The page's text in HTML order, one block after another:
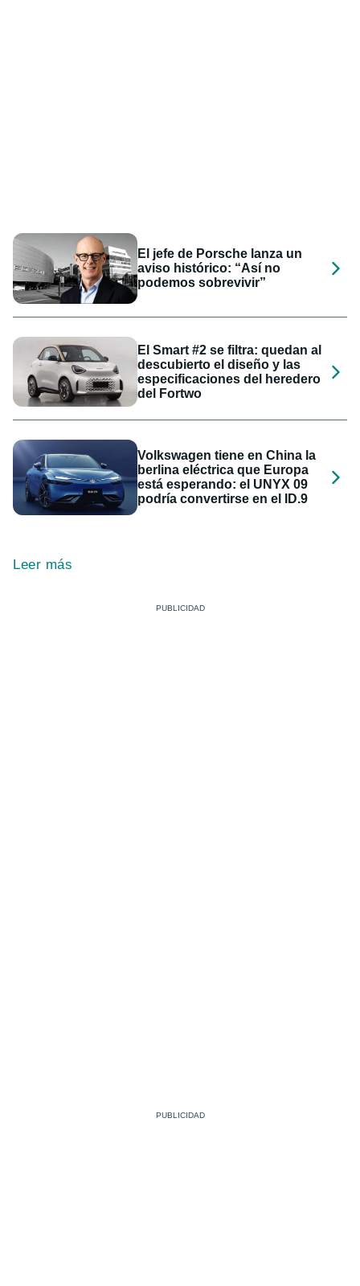
El jefe de Porsche lanza un
aviso histórico: “Así no
podemos sobrevivir”
El Smart #2 se filtra: quedan al
descubierto el diseño y las
especificaciones del heredero
del Fortwo
Volkswagen tiene en China la
berlina eléctrica que Europa
está esperando: el UNYX 09
podría convertirse en el ID.9
Leer más